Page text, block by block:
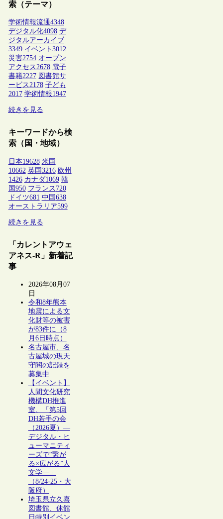
索（テーマ）
学術情報流通4348
デジタル化4098 デ
ジタルアーカイブ
3349 イベント 3012
災害2754 オープン
アクセス2678 電子
書籍2227 図書館サ
ービス2178 子ども
2017 学術情報1947
続きを見る
キーワードから検
索（国・地域）
日本19628 米国
10662 英国 3216 欧州
1426 カナダ1069 韓
国 950 フランス 720
ドイツ681 中国 638
オーストラリア599
続きを見る
「カレントアウェ
アネス-R」新着記
事
2026年08月07
日
令和8年熊本
地震による文
化財等の被害
が83件に（8
月6日時点）
名古屋市、名
古屋城の現天
守閣の記録を
募集中
【イベント】
人間文化研究
機構DH推進
室、「第5回
DH若手の会
（2026夏）―
デジタル・ヒ
ューマニティ
ーズで“繋が
る×広がる”人
文学―」
（8/24-25・大
阪府）
埼玉県立久喜
図書館、休館
日特別イベン